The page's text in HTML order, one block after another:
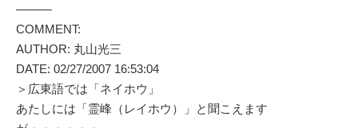
———
COMMENT:
AUTHOR: 丸山光三
DATE: 02/27/2007 16:53:04
＞広東語では「ネイホウ」
あたしには「霊峰（レイホウ）」と聞こえます